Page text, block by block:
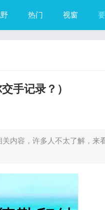
热门 视窗
手记录？）
内容，许多人不太了解，来